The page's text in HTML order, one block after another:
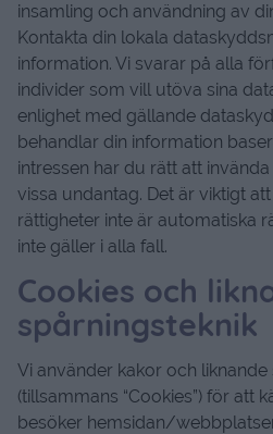
insamling och användning av
Kontakta din lokala
information. Vi svarar på alla
individer som vill utöva sina
enlighet med gällande
behandlar din information
intressen har du rätt att
vissa undantag. Det är viktigt
rättigheter inte är automatiska
inte gäller i alla fall.
Cookies och
spårningsteknik
Vi använder kakor och
(tillsammans “Cookies”) för att
besöker hemsidan/